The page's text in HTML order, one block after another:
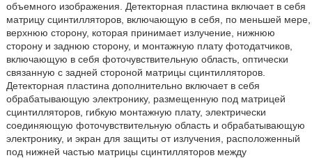
объемного изображения. Детекторная пластина включает в себя
матрицу сцинтилляторов, включающую в себя, по меньшей мере,
верхнюю сторону, которая принимает излучение, нижнюю
сторону и заднюю сторону, и монтажную плату фотодатчиков,
включающую в себя фоточувствительную область, оптически
связанную с задней стороной матрицы сцинтилляторов.
Детекторная пластина дополнительно включает в себя
обрабатывающую электронику, размещенную под матрицей
сцинтилляторов, гибкую монтажную плату, электрически
соединяющую фоточувствительную область и обрабатывающую
электронику, и экран для защиты от излучения, расположенный
под нижней частью матрицы сцинтилляторов между